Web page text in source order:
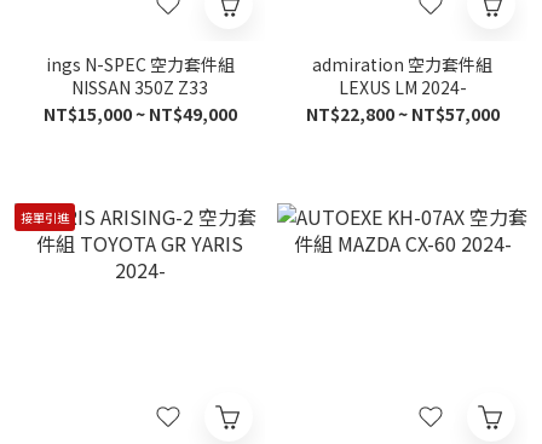
ings N-SPEC 空力套件組
NISSAN 350Z Z33
NT$15,000 ~ NT$49,000
admiration 空力套件組
LEXUS LM 2024-
NT$22,800 ~ NT$57,000
接單引進